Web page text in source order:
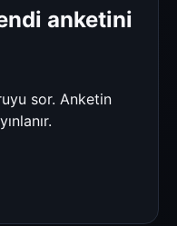
anketini
sor. Anketin